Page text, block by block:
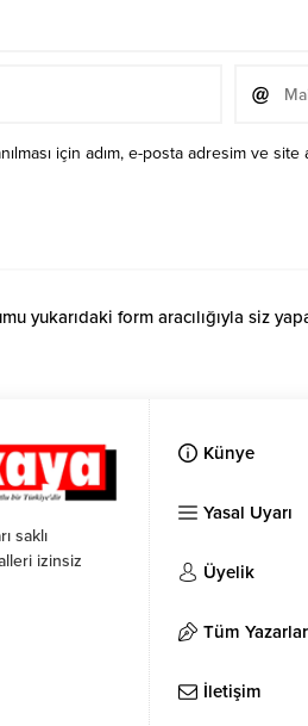
için adım, e-posta adresim ve
yukarıdaki form aracılığıyla siz
saklı
izinsiz
Künye
Yasal Uyarı
Üyelik
Tüm Yazarlar
İletişim